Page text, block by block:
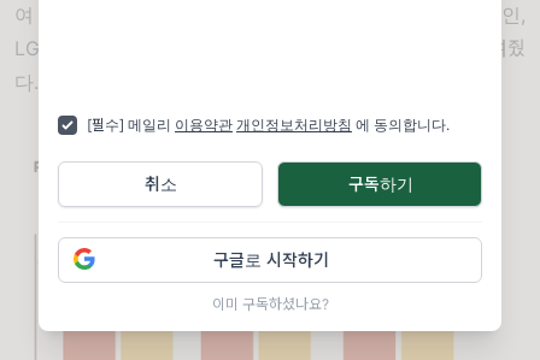
[필수] 메일리 이용약관 개인정보처리방침 에 동의합니다.
구독하기
취소
구글로 시작하기
이미 구독하셨나요?
여 비율은 높은 편이었으나 라틴
주민 및 장애인 ,
LGBTQ
공동체는 콘텐츠에서 제대로 대변되지 못함을 보여줬
다.